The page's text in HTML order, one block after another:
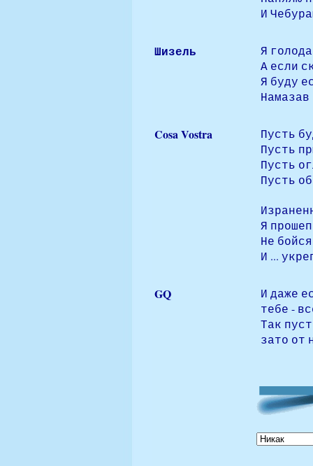
И
Шизель
Я
А если
Я буду
Намазав
Cosa Vostra
Пусть
Пусть
Пусть
Пусть
Я
Не
И ...
GQ
И даже
тебе -
Так
зато от